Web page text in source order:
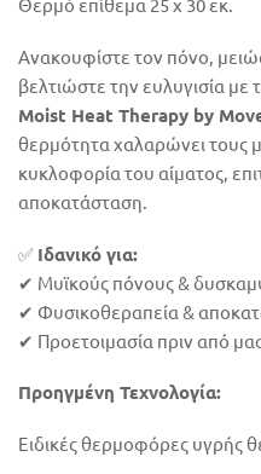
Θερμό επίθεμα 25 x 30 εκ.
Ανακουφίστε τον πόνο,
βελτιώστε την ευλυγισία
Moist Heat Therapy by
θερμότητα χαλαρώνει τους
κυκλοφορία του αίματος,
αποκατάσταση.
✅ Ιδανικό για:
✔ Μυϊκούς πόνους &
✔ Φυσικοθεραπεία &
✔ Προετοιμασία πριν από
Προηγμένη Τεχνολογία:
Ειδικές θερμοφόρες υγρής